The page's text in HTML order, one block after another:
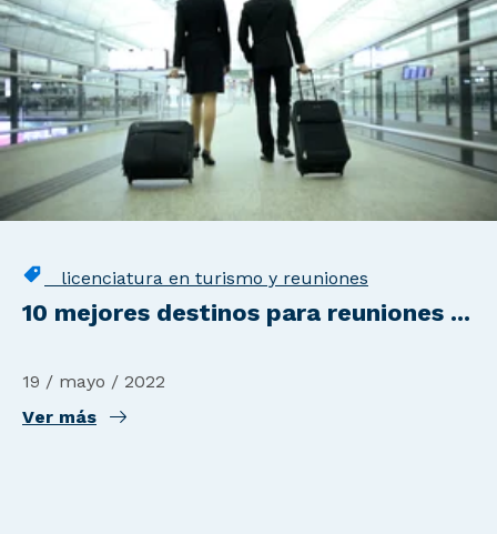
licenciatura en turismo y reuniones
10 mejores destinos para reuniones ...
19 / mayo / 2022
Ver más